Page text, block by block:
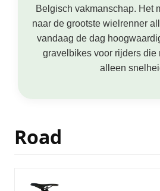
Belgisch vakmanschap. Het
naar de grootste wielrenner
vandaag de dag
gravelbikes voor rijders die
alleen
Road